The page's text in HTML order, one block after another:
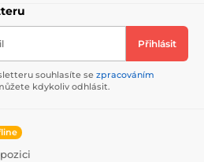
Přihlásit
souhlasíte se zpracováním
kdykoliv odhlásit.